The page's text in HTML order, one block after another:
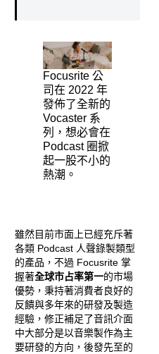
Focusrite 公
司在 2022 年
發佈了全新的
Vocaster 系
列，想必會在
Podcast 圈掀
起一股不小的
熱潮。
雖然目前市面上已經充斥著
各類 Podcast 人聲錄製類型
的產品，不過 Focusrite 掌
握著全球市占率第一的市場
優勢，秉持著消費者良好的
反饋與多年來的研發及製造
經驗，修正補足了音訊介面
中大部分是以音樂製作為主
要研發的方向，後發先至的